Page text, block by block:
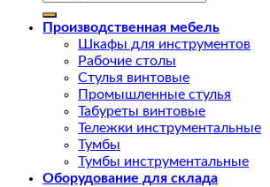
Производственная мебель
Шкафы для инструментов
Рабочие столы
Стулья винтовые
Промышленные стулья
Табуреты винтовые
Тележки инструментальные
Тумбы
Тумбы инструментальные
Оборудование для склада